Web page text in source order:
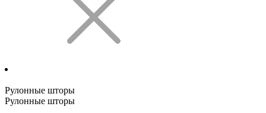
Рулонные шторы
Рулонные шторы